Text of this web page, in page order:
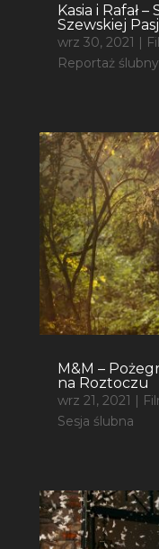
Kasia i Rafał
Szewskiej
wrz 30, 2021 |
Reportaż ślubny
M&M –
na Roztoczu
wrz 21, 2021 |
Sesja ślubna